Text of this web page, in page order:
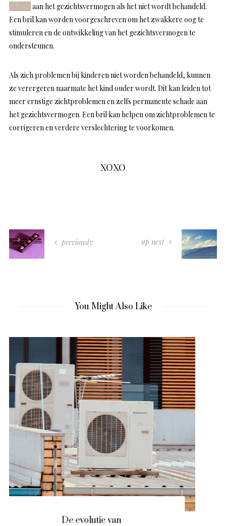
schade aan het gezichtsvermogen als het niet wordt behandeld.
Een bril kan worden voorgeschreven om het zwakkere oog te
stimuleren en de ontwikkeling van het gezichtsvermogen te
ondersteunen.
Als zich problemen bij kinderen niet worden behandeld, kunnen
ze verergeren naarmate het kind ouder wordt. Dit kan leiden tot
meer ernstige zichtproblemen en zelfs permanente schade aan
het gezichtsvermogen. Een bril kan helpen om zichtproblemen te
corrigeren en verdere verslechtering te voorkomen.
XOXO
previously up next
You Might Also Like
Duurzame keuken praktijken voor de